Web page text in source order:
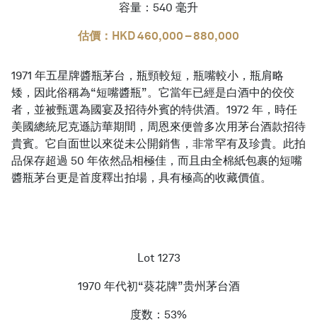
容量：540 毫升
估價：HKD 460,000 – 880,000
1971 年五星牌醬瓶茅台，瓶頸較短，瓶嘴較小，瓶肩略
矮，因此俗稱為“短嘴醬瓶”。它當年已經是白酒中的佼佼
者，並被甄選為國宴及招待外賓的特供酒。1972 年，時任
美國總統尼克遜訪華期間，周恩來便曾多次用茅台酒款招待
貴賓。它自面世以來從未公開銷售，非常罕有及珍貴。此拍
品保存超過 50 年依然品相極佳，而且由全棉紙包裹的短嘴
醬瓶茅台更是首度釋出拍場，具有極高的收藏價值。
Lot 1273
1970 年代初“葵花牌”贵州茅台酒
度数：53%